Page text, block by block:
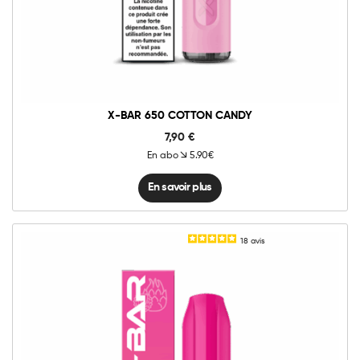
X-BAR 650 COTTON CANDY
7,90 €
En abo 5.90€
En savoir plus
18 avis